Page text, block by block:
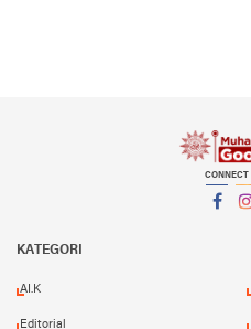
CONNECT
KATEGORI
AI.K
Editorial